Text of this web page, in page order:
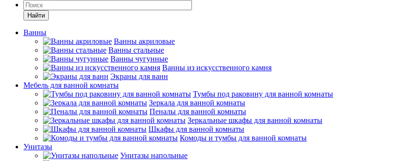
Найти
Ванны
Ванны акриловые
Ванны стальные
Ванны чугунные
Ванны из искусственного камня
Экраны для ванн
Мебель для ванной комнаты
Тумбы под раковину для ванной комнаты
Зеркала для ванной комнаты
Пеналы для ванной комнаты
Зеркальные шкафы для ванной комнаты
Шкафы для ванной комнаты
Комоды и тумбы для ванной комнаты
Унитазы
Унитазы напольные